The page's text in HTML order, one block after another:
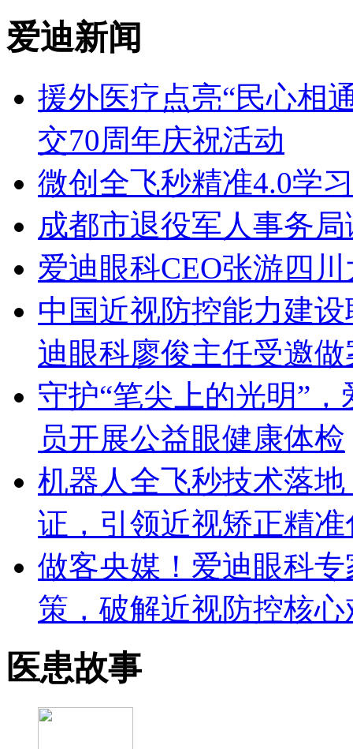
爱迪新闻
援外医疗点亮“民心相
交70周年庆祝活动
微创全飞秒精准4.0学
成都市退役军人事务
爱迪眼科CEO张游四
中国近视防控能力建
迪眼科廖俊主任受邀做
守护“笔尖上的光明”
员开展公益眼健康体检‌
机器人全飞秒技术落
证，引领近视矫正精
做客央媒！爱迪眼科
策，破解近视防控核心
医患故事